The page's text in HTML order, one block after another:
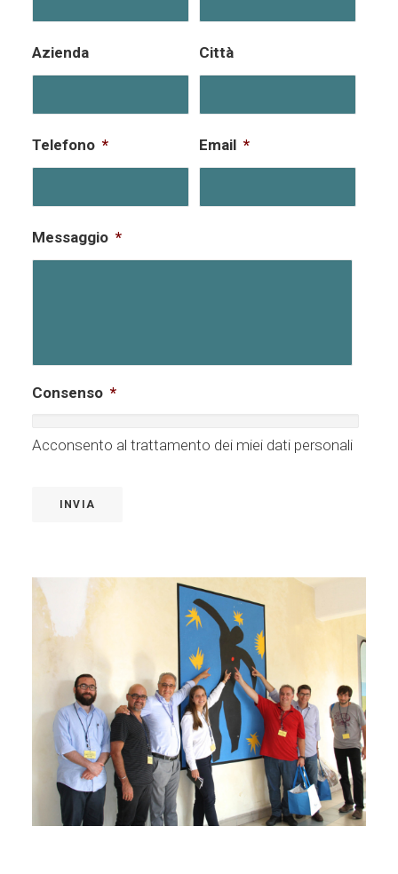
Azienda Città
Telefono * Email *
Messaggio *
Consenso *
Acconsento al trattamento dei miei dati personali
INVIA